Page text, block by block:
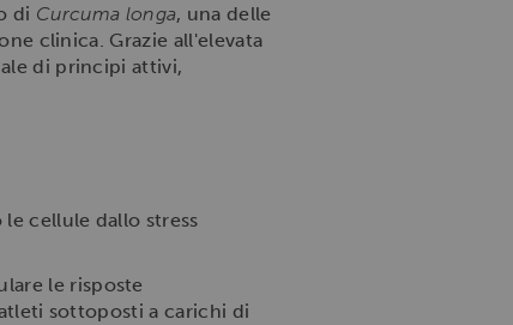
di Curcuma longa, una delle
clinica. Grazie all'elevata
di principi attivi,
cellule dallo stress
le risposte
sottoposti a carichi di